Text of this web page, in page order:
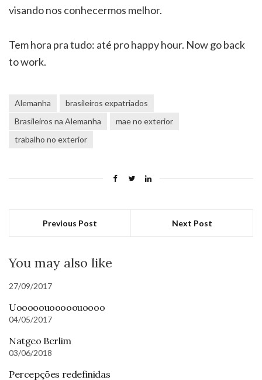
visando nos conhecermos melhor.
Tem hora pra tudo: até pro happy hour. Now go back
to work.
Alemanha
brasileiros expatriados
Brasileiros na Alemanha
mae no exterior
trabalho no exterior
Previous Post Next Post
You may also like
27/09/2017
Uooooouooooouoooo
04/05/2017
Natgeo Berlim
03/06/2018
Percepções redefinidas